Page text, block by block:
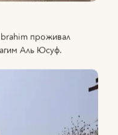
проживал
Аль Юсуф.